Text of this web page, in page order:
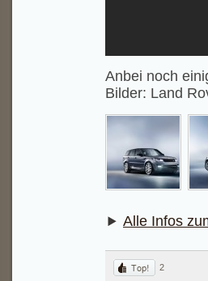
Anbei noch
Bilder: Land
Alle Infos
2